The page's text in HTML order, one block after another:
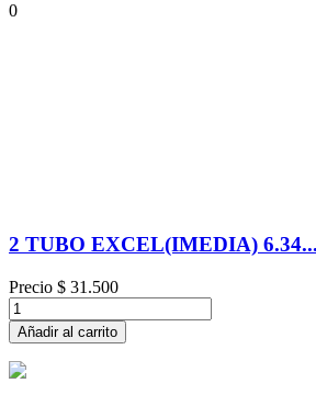
0
2 TUBO EXCEL(IMEDIA) 6.34...
Precio $ 31.500
Añadir al carrito